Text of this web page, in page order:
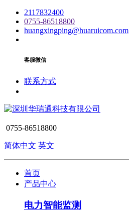
2117832400
0755-86518800
huangxingping@huaruicom.com
客服微信
联系方式
0755-86518800
简体中文 英文
首页
产品中心
电力智能监测